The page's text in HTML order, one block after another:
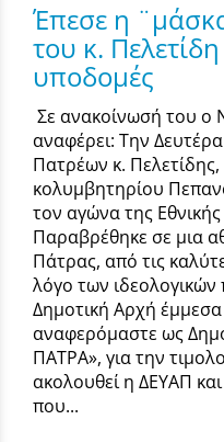
Έπεσε η
του κ. Πελετίδη
υποδομές
Σε ανακοίνωσή του ο
αναφέρει: Την
Πατρέων κ. Πελετίδης,
κολυμβητηρίου
τον αγώνα της
Παραβρέθηκε σε μια
Πάτρας, από τις
λόγο των
Δημοτική Αρχή έμμεσα
αναφερόμαστε ως
ΠΑΤΡΑ», για την
ακολουθεί η ΔΕΥΑΠ
που...